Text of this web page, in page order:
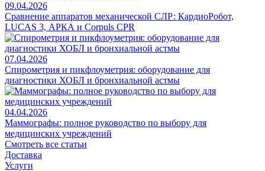
09.04.2026
Сравнение аппаратов механической СЛР: КардиоРобот,
LUCAS 3, АРКА и Corpuls CPR
07.04.2026
Спирометрия и пикфлоуметрия: оборудование для
диагностики ХОБЛ и бронхиальной астмы
04.04.2026
Маммографы: полное руководство по выбору для
медицинских учреждений
Смотреть все статьи
Доставка
Услуги